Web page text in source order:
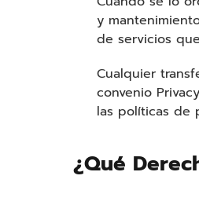
y
de servicios
Cualquier
convenio
las políticas de
¿Qué